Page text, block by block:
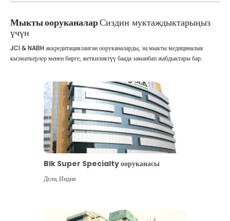
Мыкты ооруканаларСиздин муктаждыктарыңыз
үчүн
JCI & NABH аккредитацияланган ооруканаларды, эң мыкты медициналык
кызматкерлер менен бирге, жеткиликтүү баада заманбап жабдыктары бар.
Blk Super Specialty ооруканасы
Дели,Индия